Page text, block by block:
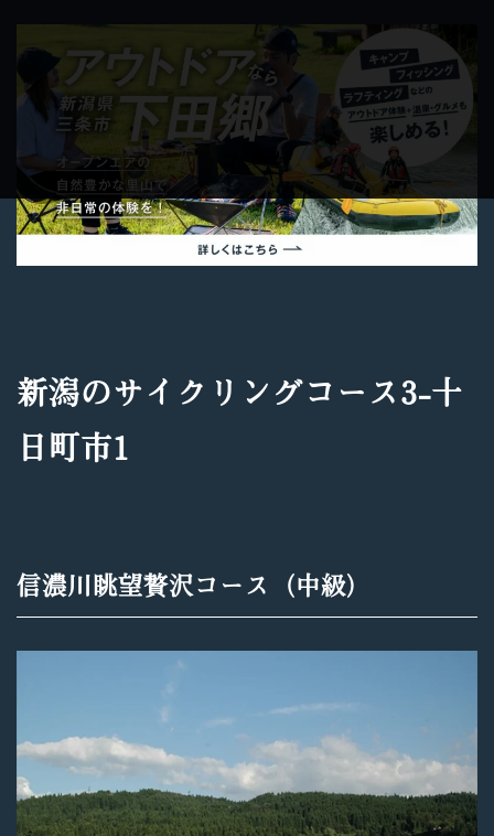
新潟のサイクリングコース3-十
日町市1
信濃川眺望贅沢コース（中級）